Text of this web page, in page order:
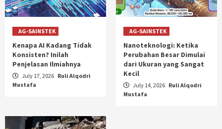
AG-SAINSTEK
Kenapa AI Kadang Tidak
Konsisten? Inilah
Penjelasan Ilmiahnya
July 17, 2026 Ruli Alqodri
Mustafa
AG-SAINSTEK
Nanoteknologi: Ketika
Perubahan Besar Dimulai
dari Ukuran yang Sangat
Kecil
July 14, 2026 Ruli Alqodri
Mustafa